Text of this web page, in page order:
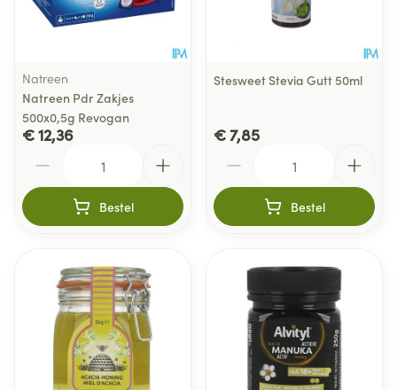
Natreen
Natreen Pdr Zakjes
500x0,5g Revogan
€ 12,36
Bestel
Stesweet Stevia Gutt 50ml
€ 7,85
Bestel